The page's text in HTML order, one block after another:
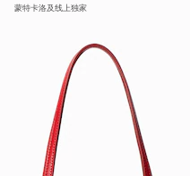
蒙特卡洛及线上独家